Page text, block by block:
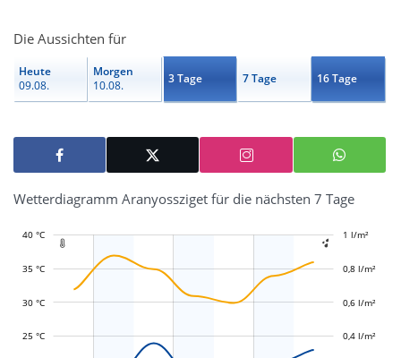
Die Aussichten für
Heute
09.08.
Morgen
10.08.
3 Tage 7 Tage 16 Tage
Wetterdiagramm Aranyossziget für die nächsten 7 Tage
 
25 °C
30 °C
35 °C
40 °C -0,4 l/m²
-0,2 l/m²
0,4 l/m²
0,6 l/m²
0,8 l/m²
1 l/m²
1,2 l/m²